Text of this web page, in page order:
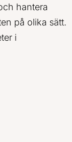
hantera
på olika sätt.
i